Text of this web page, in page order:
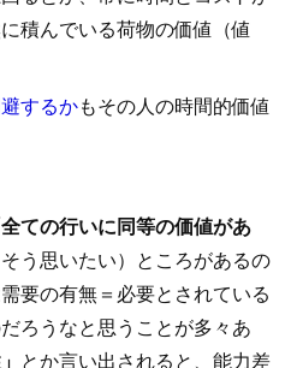
積んでいる荷物の価値（値
するかもその人の時間的価値
全ての行いに同等の価値があ
う思いたい）ところがあるの
要の有無＝必要とされている
ろうなと思うことが多々あ
とか言い出されると、能力差